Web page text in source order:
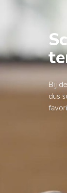
Bij
dus